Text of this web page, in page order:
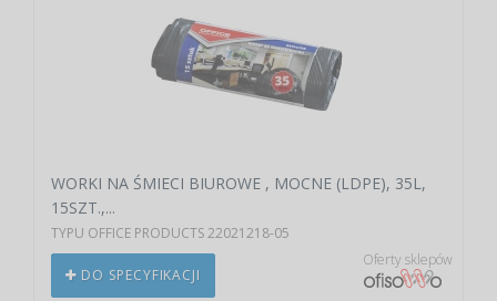
WORKI NA ŚMIECI BIUROWE , MOCNE (LDPE), 35L,
15SZT.,...
TYPU OFFICE PRODUCTS 22021218-05
DO SPECYFIKACJI
Oferty sklepów